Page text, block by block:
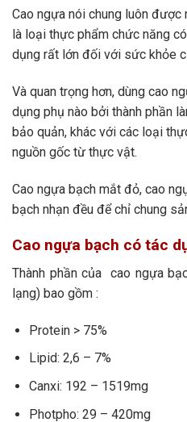
Cao ngựa nói chung luôn
là loại thực phẩm chức năng
dụng rất lớn đối với sức khỏe
Và quan trọng hơn, dùng cao
dụng phụ nào bởi thành phần
bảo quản, khác với các loại
nguồn gốc từ thực vật.
Cao ngựa bạch mắt đỏ, cao
bạch nhạn đều để chỉ chung
Cao ngựa bạch có tác
Thành phần của cao ngựa
lạng) bao gồm :
Protein > 75%
Lipid: 2,6 – 7%
Canxi: 192 – 1519mg
Photpho: 29 – 420mg